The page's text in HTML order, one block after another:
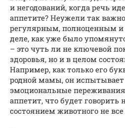
и негодований, когда речь
аппетите? Неужели так
регулярным, полноценным
деле, как уже было
– это чуть ли не ключевой
здоровья, но и в целом
Например, как только его
родной мамы, он
эмоциональные
аппетит, что будет говорить
состоянием животного не